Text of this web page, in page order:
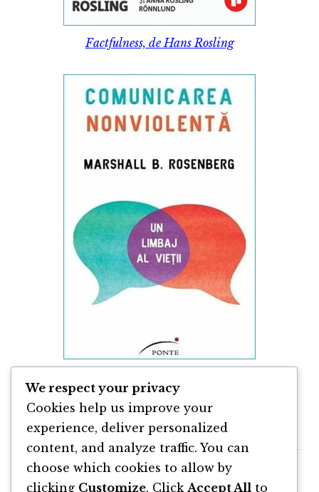
Factfulness, de Hans Rosling
Marshall Rosenberg
We respect your privacy
Cookies help us improve your
experience, deliver personalized
content, and analyze traffic. You can
choose which cookies to allow by
clicking Customize. Click Accept All to